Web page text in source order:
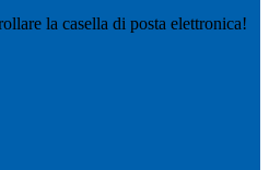
la casella di posta elettronica!